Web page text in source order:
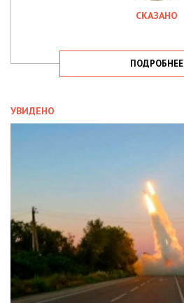
СКАЗАНО
ПОДРОБНЕЕ
УВИДЕНО